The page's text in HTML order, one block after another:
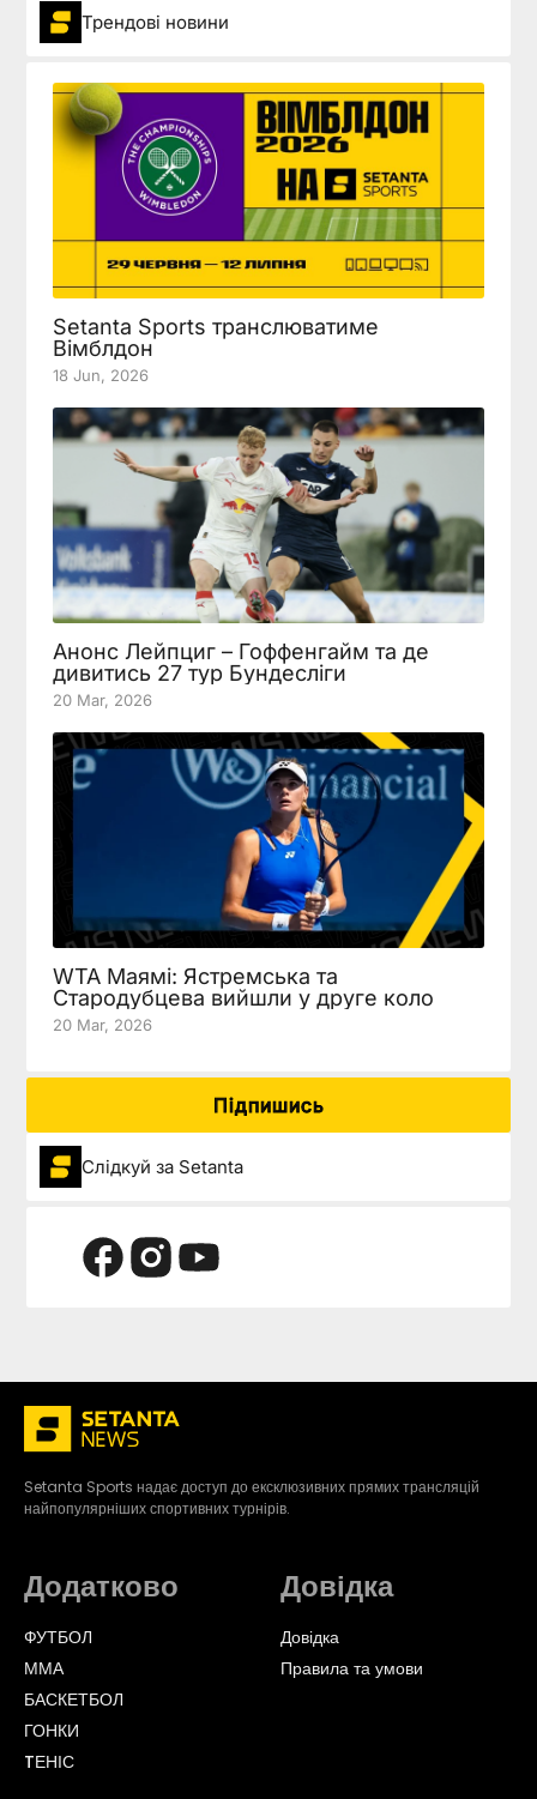
Трендові новини
Setanta Sports транслюватиме
Вімблдон
18 Jun, 2026
Анонс Лейпциг – Гоффенгайм та де
дивитись 27 тур Бундесліги
20 Mar, 2026
WTA Маямі: Ястремська та
Стародубцева вийшли у друге коло
20 Mar, 2026
Підпишись
Слідкуй за Setanta
Setanta Sports надає доступ до ексклюзивних прямих трансляцій
найпопулярніших спортивних турнірів.
Додатково
ФУТБОЛ
ММА
БАСКЕТБОЛ
ГОНКИ
TЕНІС
Довідка
Довідка
Правила та умови